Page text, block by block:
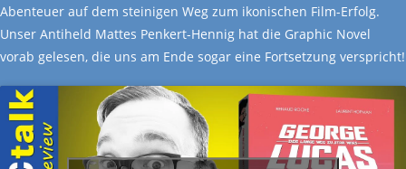
Abenteuer auf dem steinigen Weg zum ikonischen Film-Erfolg.
Unser Antiheld Mattes Penkert-Hennig hat die Graphic Novel
vorab gelesen, die uns am Ende sogar eine Fortsetzung verspricht!